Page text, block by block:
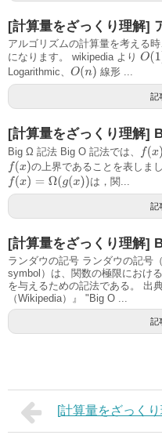
[計算量をざっくり理解]
アルゴリズムの計算量を考える
になります。 wikipedia より O(1)
Logarithmic、 O(n) 線形 ...
記
[計算量をざっくり理解]
Big Ω 記法 Big O 記法では、 f(x)=
f(x)
の上界であることを表しま
f(x)=Ω(g x )) は，関...
記
[計算量をざっくり理解]
ランダウの記号 ランダウの記号
symbol）は、関数の極限におけ
を与えるための記法である。 出
（Wikipedia）』 "Big O ...
記
[計算量をざっく